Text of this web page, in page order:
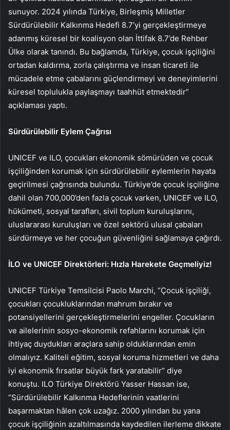
sunuyor. 2024 yılında Türkiye, Birleşmiş Milletler
Sürdürülebilir Kalkınma Hedefi 8.7’yi gerçekleştirmeye
adanmış küresel bir koalisyon olan İttifak 8.7’de Rehber
Ülke olarak tanındı. Bu bağlamda, Türkiye, çocuk işçiliğini
ortadan kaldırma, zorla çalıştırma ve insan ticareti ile
mücadele etme çabalarını güçlendirmeyi ve deneyimlerini
küresel toplulukla paylaşmayı taahhüt etmektedir”
açıklaması yaptı.
Sürdürülebilir Eylem Çağrısı
UNICEF ve ILO, çocukları ekonomik sömürüden ve çocuk
işçiliğinden korumak için sürdürülebilir eylemlerin hayata
geçirilmesi çağrısında bulundu. Türkiye’de çocuk işçiliğine
dahil olan 700,000’den fazla çocuk varken, UNICEF ve ILO,
hükümeti, sosyal tarafları, sivil toplum kuruluşlarını,
uluslararası kuruluşları ve özel sektörü ulusal çabaları
sürdürmeye ve her çocuğun güvenliğini sağlamaya çağırdı.
İLO ve UNICEF Direktörleri: Hızla Harekete Geçmeliyiz!
UNICEF Türkiye Temsilcisi Paolo Marchi, “Çocuk işçiliği,
çocukları çocukluklarından mahrum bırakır ve
potansiyellerini gerçekleştirmelerini engeller. Çocukların
ve ailelerinin sosyo-ekonomik refahlarını korumak için
ihtiyaç duydukları araçlara sahip olduklarından emin
olmalıyız. Kaliteli eğitim, sosyal koruma hizmetleri ve daha
iyi ekonomik fırsatlar büyük fark yaratabilir” diye
konuştu. ILO Türkiye Direktörü Yasser Hassan ise,
“Sürdürülebilir Kalkınma Hedeflerinin vaatlerini
başarmaktan hâlen çok uzağız. 2000 yılından bu yana
çocuk işçiliğinin azaltılmasında kaydedilen ilerleme dikkate